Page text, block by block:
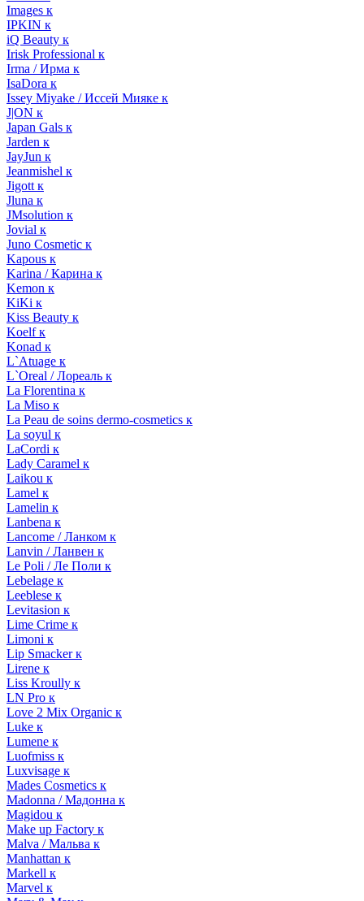
Images к
IPKIN к
iQ Beauty к
Irisk Professional к
Irma / Ирма к
IsaDora к
Issey Miyake / Иссей Мияке к
J|ON к
Japan Gals к
Jarden к
JayJun к
Jeanmishel к
Jigott к
Jluna к
JMsolution к
Jovial к
Juno Cosmetic к
Kapous к
Karina / Карина к
Kemon к
KiKi к
Kiss Beauty к
Koelf к
Konad к
L`Atuage к
L`Oreal / Лореаль к
La Florentina к
La Miso к
La Peau de soins dermo-cosmetics к
La soyul к
LaCordi к
Lady Caramel к
Laikou к
Lamel к
Lamelin к
Lanbena к
Lancome / Ланком к
Lanvin / Ланвен к
Le Poli / Ле Поли к
Lebelage к
Leeblese к
Levitasion к
Lime Crime к
Limoni к
Lip Smacker к
Lirene к
Liss Kroully к
LN Pro к
Love 2 Mix Organic к
Luke к
Lumene к
Luofmiss к
Luxvisage к
Mades Cosmetics к
Madonna / Мадонна к
Magidou к
Make up Factory к
Malva / Мальва к
Manhattan к
Markell к
Marvel к